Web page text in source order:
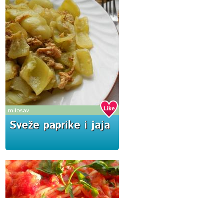
milosav
Sveže paprike i jaja